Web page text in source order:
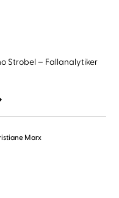
Strobel – Fallanalytiker
Marx